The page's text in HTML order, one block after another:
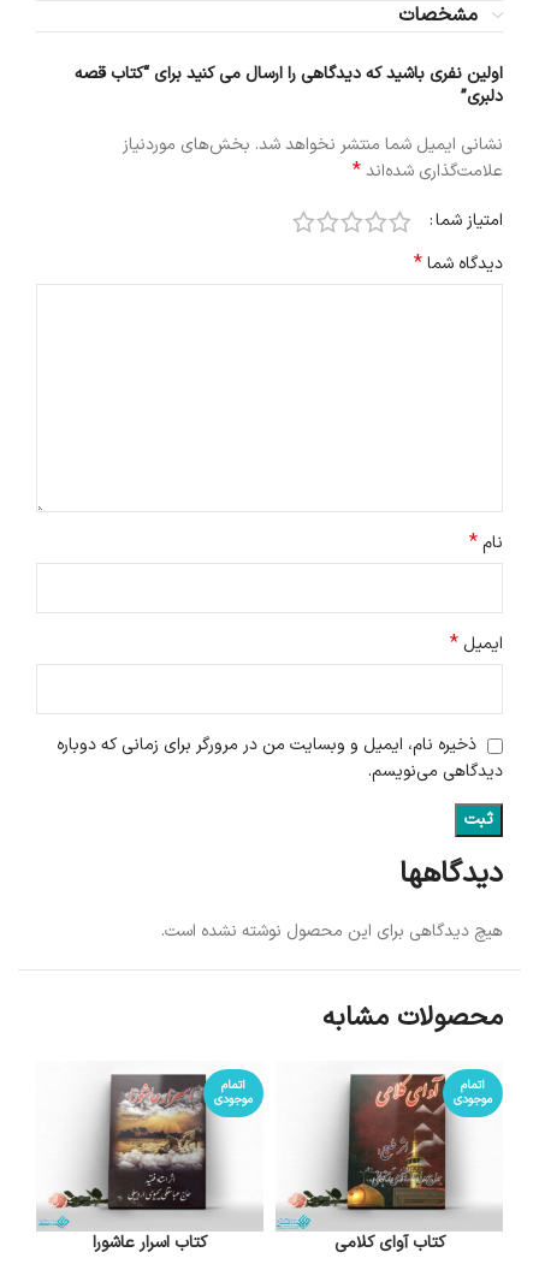
مشخصات
دیدگاهها
هیچ دیدگاهی برای این محصول نوشته نشده است.
اولین نفری باشید که دیدگاهی را ارسال می کنید برای “کتاب قصه
دلبری”
نشانی ایمیل شما منتشر نخواهد شد. بخش‌های موردنیاز
علامت‌گذاری شده‌اند*
امتیاز شما
دیدگاه شما*
نام*
ایمیل*
ذخیره نام، ایمیل و وبسایت من در مرورگر برای زمانی که دوباره
دیدگاهی می‌نویسم.
محصولات مشابه
اتمام
موجودی
کتاب آوای کلامی
اتمام
موجودی
کتاب اسرار عاشورا